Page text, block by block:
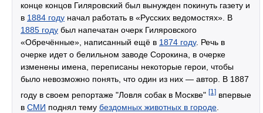
конце концов Гиляровский был вынужден покинуть газету и
в 1884 году начал работать в «Русских ведомостях». В
1885 году был напечатан очерк Гиляровского
«Обречённые», написанный ещё в 1874 году. Речь в
очерке идет о белильном заводе Сорокина, в очерке
изменены имена, переписаны некоторые герои, чтобы
было невозможно понять, что один из них — автор. В 1887
году в своем репортаже "Ловля собак в Москве" [1] впервые
в СМИ поднял тему бездомных животных в городе